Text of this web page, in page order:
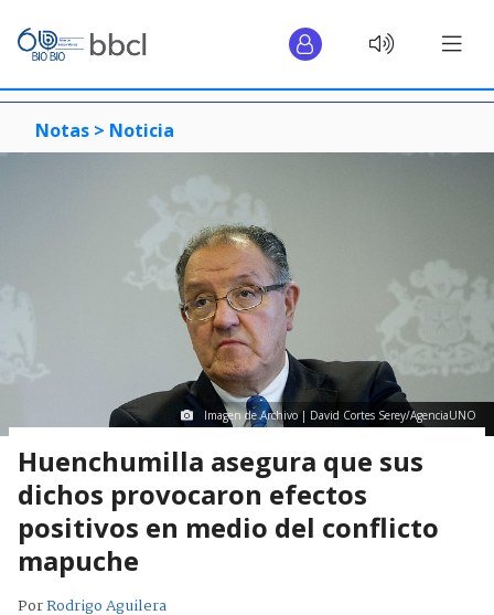
Notas > Noticia
Imagen de Archivo | David Cortes Serey/AgenciaUNO
Huenchumilla asegura que sus
dichos provocaron efectos
positivos en medio del conflicto
mapuche
PorRodrigo Aguilera